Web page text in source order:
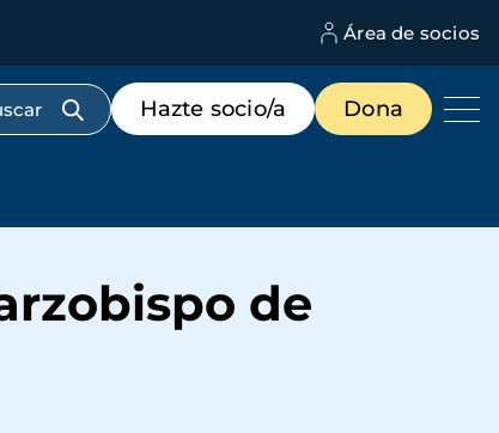
Área de socios
Menú
de
destacados
Hazte socio/a Dona
de